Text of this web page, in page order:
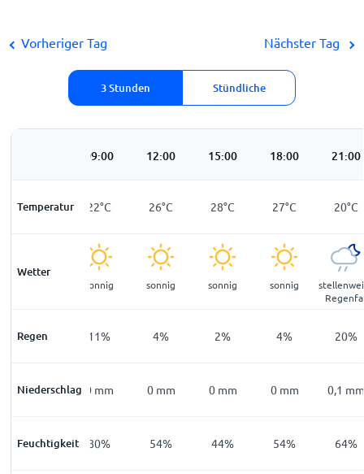
Vorheriger Tag
3 Stunden Stündliche
Nächster Tag
09:00 12:00 15:00 18:00 21:00
Temperatur
17°C 22°C 26°C 28°C 27°C 20°C
Wetter
sonnig sonnig sonnig sonnig
Regen
23% 11% 4% 2% 4% 20%
Niederschlag
0mm 0 mm 0 mm 0 mm 0 mm 0,1
Feuchtigkeit
93% 80% 54% 44% 54% 64%